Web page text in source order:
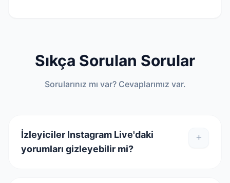
Sıkça Sorulan Sorular
Sorularınız mı var? Cevaplarımız var.
İzleyiciler Instagram Live'daki
yorumları gizleyebilir mi?